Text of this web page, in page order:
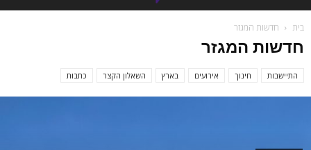
בית חדשות המגזר
חדשות המגזר
התיישבות חינוך אירועים בארץ השאלון הקצר כתבות